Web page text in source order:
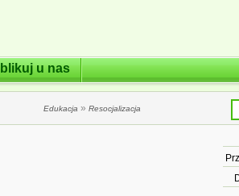
u nas
Edukacja » Resocjalizacja